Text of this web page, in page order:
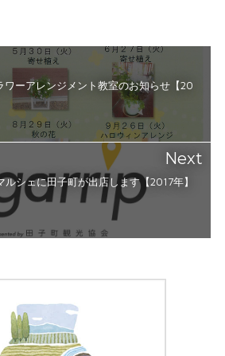
ワーアレンジメント教室のお知らせ【20
Next
ルシェに田子町が出店します【2017年】